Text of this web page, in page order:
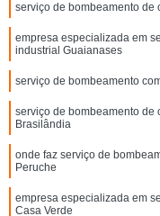
serviço de bombeamento
empresa especializada em
industrial Guaianases
serviço de bombeamento
serviço de bombeamento de
Brasilândia
onde faz serviço de
Peruche
empresa especializada em
Casa Verde